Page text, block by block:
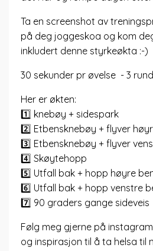
Ta en screenshot av
på deg joggeskoa og kom
inkludert denne styrkeøkta :-)
30 sekunder pr øvelse - 3
Her er økten:
1️⃣ knebøy + sidespark
2️⃣ Etbensknebøy + flyver
3️⃣ Etbensknebøy + flyver
4️⃣ Skøytehopp
5️⃣ Utfall bak + hopp høyre
6️⃣ Utfall bak + hopp venstre
7️⃣ 90 graders gange sideveis
Følg meg gjerne på
og inspirasjon til å ta helsa til